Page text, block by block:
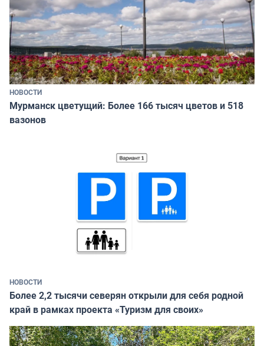
НОВОСТИ
Мурманск цветущий: Более 166 тысяч цветов и 518
вазонов
НОВОСТИ
Более 2,2 тысячи северян открыли для себя родной
край в рамках проекта «Туризм для своих»